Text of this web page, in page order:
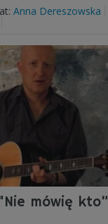
Anna Dereszowska
mówię kto”